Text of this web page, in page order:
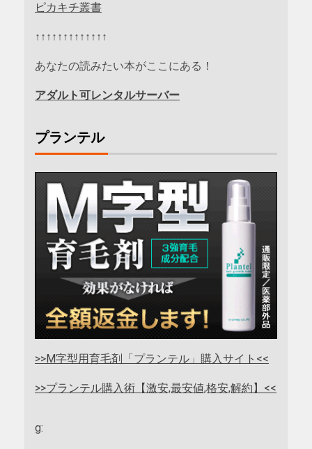
ピカキチ叢書
↑↑↑↑↑↑↑↑↑↑↑↑↑
あなたの読みたい本がここにある！
アダルト可レンタルサーバー
プランテル
>>M字型用育毛剤「プランテル」購入サイト<<
>>プランテル購入術【激安,最安値,格安,解約】<<
g: